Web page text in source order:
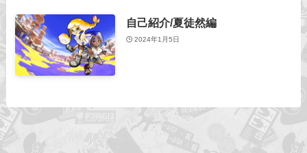
自己紹介/夏徒然編
2024年1月5日